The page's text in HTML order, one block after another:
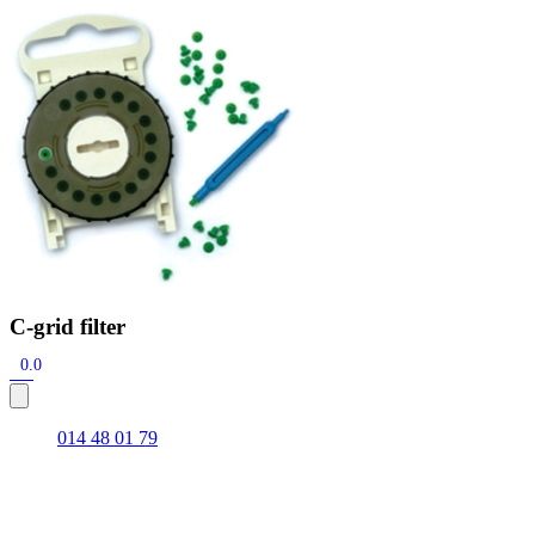
Zoeken
Snel zoeken
HoorapparaatbatterijenOticon hoorapparaten
Oticon IntentSignia Silk FiltersDomes
Oticon Intent 1 - Oplaadbaar
De Oticon Intent is het nieuwste hoorapparaat van dit moment.
Bekijk
C-grid filter
0.0
014 48 01 79